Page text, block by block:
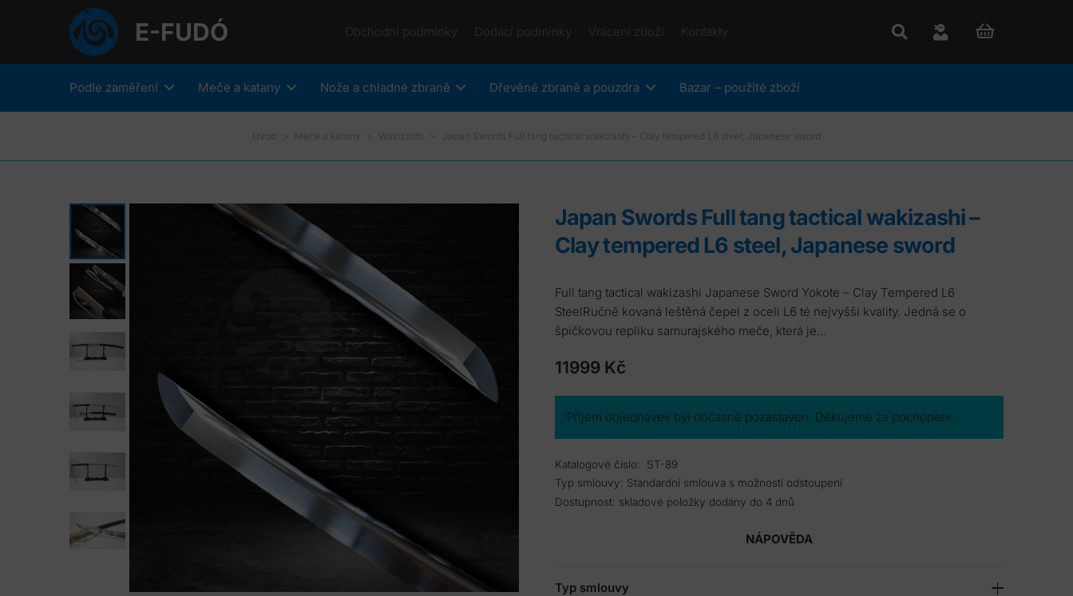
E-FUDÓ Obchodní podmínky Dodací podmínky Vrácení zboží Kontakty
Podle zaměření Meče a katany Nože a chladné zbraně Dřevěné zbraně a pouzdra Bazar – použité zboží
Úvod > Meče a katany > Wakizashi > Japan Swords Full tang tactical wakizashi – Clay tempered L6 steel, Japanese sword
Japan Swords Full tang tactical wakizashi –
Clay tempered L6 steel, Japanese sword
Full tang tactical wakizashi Japanese Sword Yokote – Clay Tempered L6
SteelRučně kovaná leštěná čepel z oceli L6 té nejvyšší kvality. Jedná se o
špičkovou repliku samurajského meče, která je…
11999 Kč
Příjem objednávek byl dočasně pozastaven. Děkujeme za pochopení.
Katalogové číslo:
ST-89
Typ smlouvy: Standardní smlouva s možností odstoupení
Dostupnost: skladové položky dodány do 4 dnů
NÁPOVĚDA
Typ smlouvy